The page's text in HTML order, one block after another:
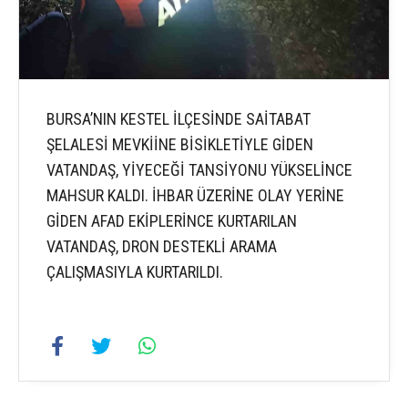
BURSA’NIN KESTEL İLÇESİNDE SAİTABAT
ŞELALESİ MEVKİİNE BİSİKLETİYLE GİDEN
VATANDAŞ, YİYECEĞİ TANSİYONU YÜKSELİNCE
MAHSUR KALDI. İHBAR ÜZERİNE OLAY YERİNE
GİDEN AFAD EKİPLERİNCE KURTARILAN
VATANDAŞ, DRON DESTEKLİ ARAMA
ÇALIŞMASIYLA KURTARILDI.